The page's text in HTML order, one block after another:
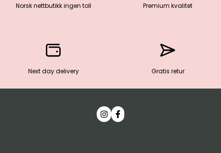
Norsk nettbutikk ingen toll Premium kvalitet
Next day delivery Gratis retur